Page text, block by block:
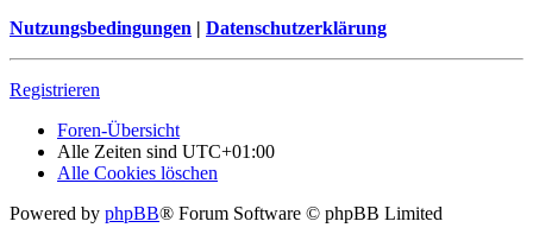
Nutzungsbedingungen | Datenschutzerklärung
Registrieren
Foren-Übersicht
Alle Zeiten sind UTC+01:00
Alle Cookies löschen
Powered by phpBB® Forum Software © phpBB Limited